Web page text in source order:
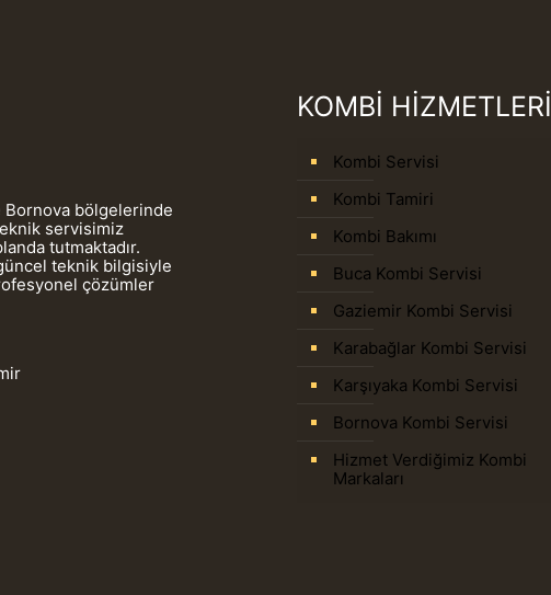
Bornova bölgelerinde
servisimiz
tutmaktadır.
teknik bilgisiyle
çözümler
KOMBİ HİZMETLERİ
Kombi Servisi
Kombi Tamiri
Kombi Bakımı
Buca Kombi Servisi
Gaziemir Kombi Servisi
Karabağlar Kombi Servisi
Karşıyaka Kombi Servisi
Bornova Kombi Servisi
Hizmet Verdiğimiz Kombi
Markaları